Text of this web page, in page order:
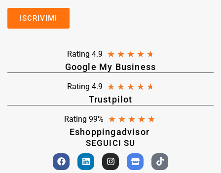
Rating 4.9 ★ ★ ★ ★ ★
Google My Business
Rating 4.9 ★ ★ ★ ★ ★
Trustpilot
Rating 99% ★ ★ ★ ★ ★
Eshoppingadvisor
SEGUICI SU